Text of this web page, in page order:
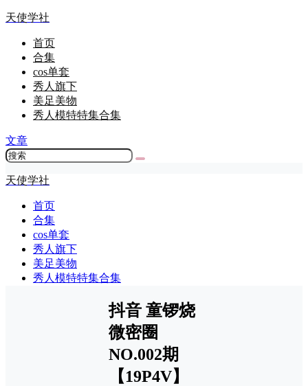
天使学社
首页
合集
cos单套
秀人旗下
美足美物
秀人模特特集合集
文章
天使学社
首页
合集
cos单套
秀人旗下
美足美物
秀人模特特集合集
抖音 童锣烧
微密圈
NO.002期
【19P4V】